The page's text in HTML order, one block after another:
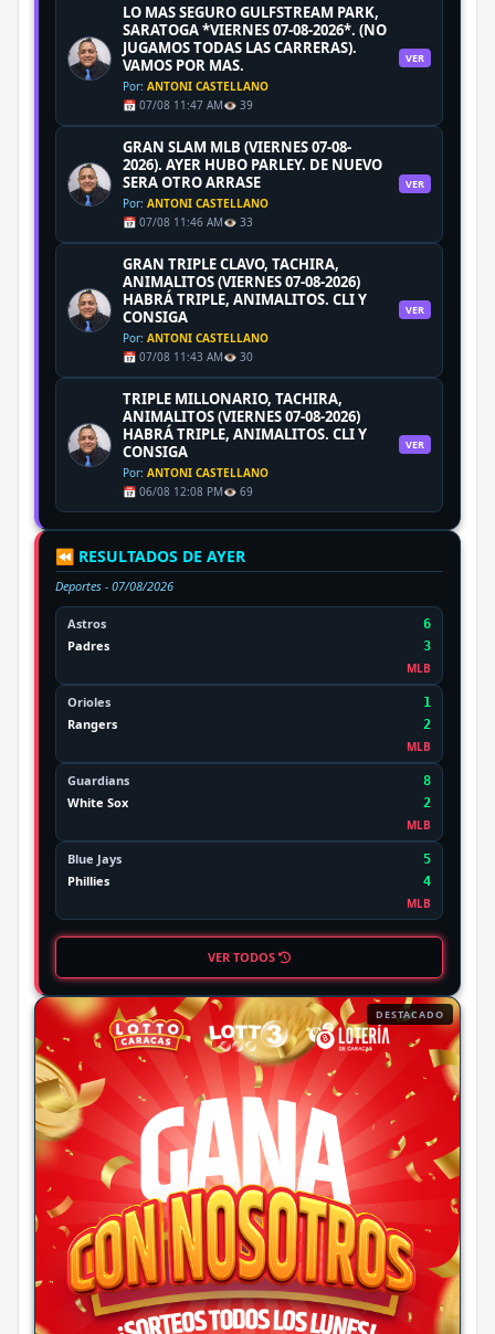
LO MAS SEGURO GULFSTREAM PARK,
SARATOGA *VIERNES 07-08-2026*. (NO
JUGAMOS TODAS LAS CARRERAS).
VAMOS POR MAS.
Por: ANTONI CASTELLANO
📅 07/08 11:47 AM👁️ 39
VER
GRAN SLAM MLB (VIERNES 07-08-
2026). AYER HUBO PARLEY. DE NUEVO
SERA OTRO ARRASE
Por: ANTONI CASTELLANO
📅 07/08 11:46 AM👁️ 33
VER
GRAN TRIPLE CLAVO, TACHIRA,
ANIMALITOS (VIERNES 07-08-2026)
HABRÁ TRIPLE, ANIMALITOS. CLI Y
CONSIGA
Por: ANTONI CASTELLANO
📅 07/08 11:43 AM👁️ 30
VER
TRIPLE MILLONARIO, TACHIRA,
ANIMALITOS (VIERNES 07-08-2026)
HABRÁ TRIPLE, ANIMALITOS. CLI Y
CONSIGA
Por: ANTONI CASTELLANO
📅 06/08 12:08 PM👁️ 69
VER
⏪ RESULTADOS DE AYER
Deportes - 07/08/2026
Astros 6
Padres
3
MLB
Orioles 1
Rangers
2
MLB
Guardians 8
White Sox
2
MLB
Blue Jays 5
Phillies
4
MLB
VER TODOS
DESTACADO